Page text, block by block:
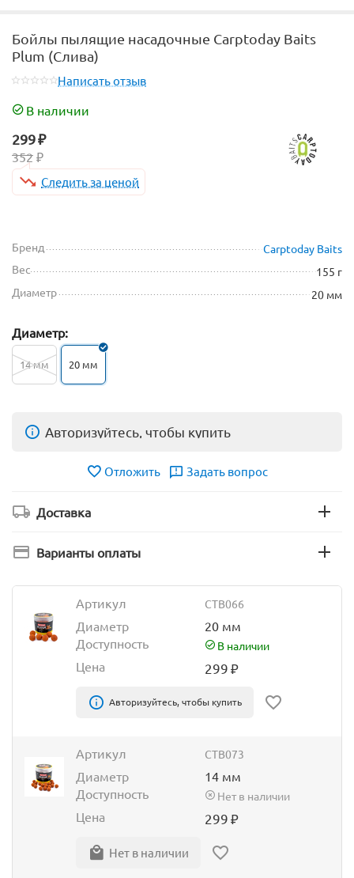
Бойлы пылящие насадочные Carptoday Baits
Plum (Слива)
Написать отзыв
В наличии
299₽
352 ₽
Следить за ценой
Бренд
Carptoday Baits
Вес
155 г
Диаметр
20 мм
Диаметр:
14 мм 20 мм
Авторизуйтесь, чтобы купить
Отложить Задать вопрос
Доставка
Варианты оплаты
Артикул CTB066
Диаметр
20 мм
Доступность
В наличии
Цена 299₽
Авторизуйтесь, чтобы купить
Артикул CTB073
Диаметр
14 мм
Доступность
Нет в наличии
Цена 299₽
Нет в наличии